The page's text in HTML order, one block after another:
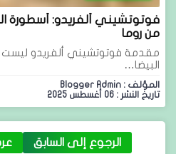
فوتوتشيني ألفريدو: أسطورة
من روما
مقدمة فوتوتشيني ألفريدو ليست
البيضا…
المؤلف : Blogger Admin
تاريخ النشر : 06 أغسطس 2025
الرجوع إلى السابق